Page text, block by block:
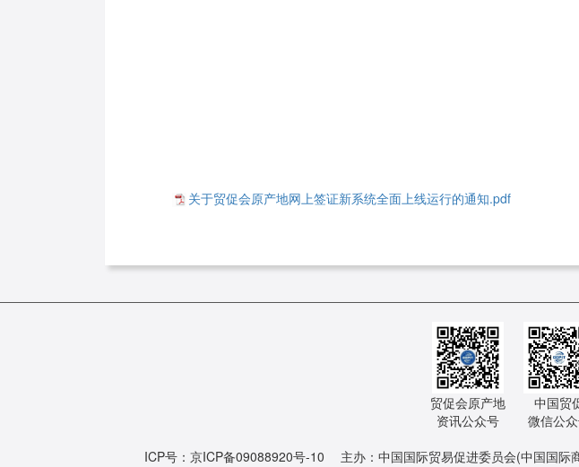
关于贸促会原产地网上签证新系统全面上线运行的通知.pdf
贸促会原产地
资讯公众号
中国贸
微信公
ICP号：京ICP备09088920号-10 主办：中国国际贸易促进委员会(中国国